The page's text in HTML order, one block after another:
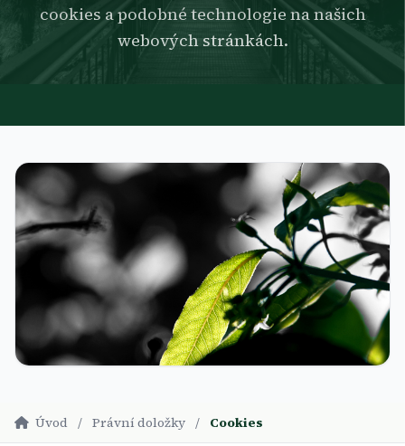
cookies a podobné technologie na našich
webových stránkách.
Úvod / Právní doložky / Cookies